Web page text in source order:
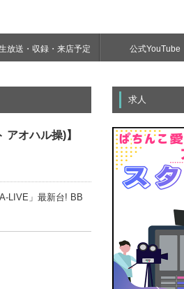
放送・収録・来店予定 公式YouTube
オハル操)】
LIVE」最新台! BB
求人